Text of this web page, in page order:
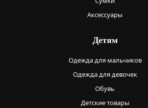
Аксессуары
Детям
Одежда для мальчиков
Одежда для девочек
Обувь
Детские товары